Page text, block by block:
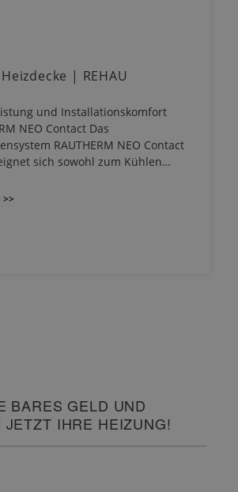
| REHAU
und Installationskomfort
NEO Contact Das
RAUTHERM NEO Contact
sich sowohl zum Kühlen…
>>
BARES GELD UND
JETZT IHRE HEIZUNG!